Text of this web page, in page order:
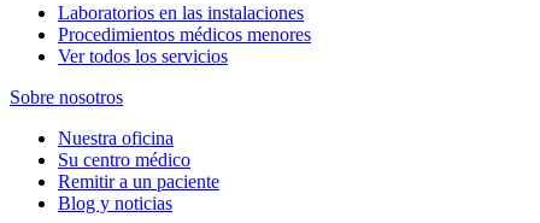
Laboratorios en las instalaciones
Procedimientos médicos menores
Ver todos los servicios
Sobre nosotros
Nuestra oficina
Su centro médico
Remitir a un paciente
Blog y noticias